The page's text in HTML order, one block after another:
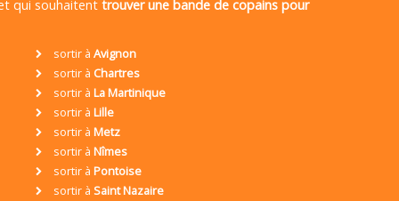
qui souhaitent trouver une bande de copains pour
sortir à Avignon
sortir à Chartres
sortir à La Martinique
sortir à Lille
sortir à Metz
sortir à Nîmes
sortir à Pontoise
sortir à Saint Nazaire